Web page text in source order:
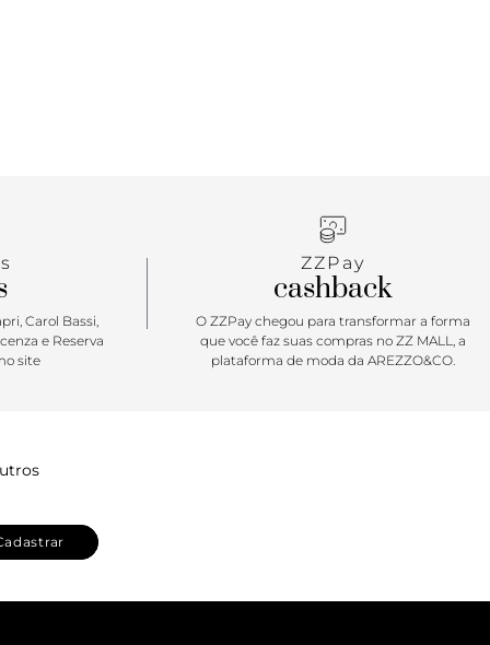
Carol Bassi,
e Reserva
site
ZZPay
cashback
O ZZPay chegou para transformar a forma
que você faz suas compras no ZZ MALL, a
plataforma de moda da AREZZO&CO.